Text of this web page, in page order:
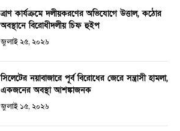
ত্রাণ কার্যক্রমে দলীয়করণের অভিযোগে উত্তাল, কঠোর
অবস্থানে বিরোধীদলীয় চিফ হুইপ
জুলাই ২৫, ২০২৬
সিলেটের নয়াবাজারে পূর্ব বিরোধের জেরে সন্ত্রাসী হামলা,
একজনের অবস্থা আশঙ্কাজনক
জুলাই ১৫, ২০২৬